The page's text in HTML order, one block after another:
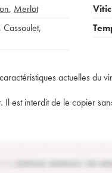
, Merlot
, Cassoulet,
actuelles du
est interdit de le copier